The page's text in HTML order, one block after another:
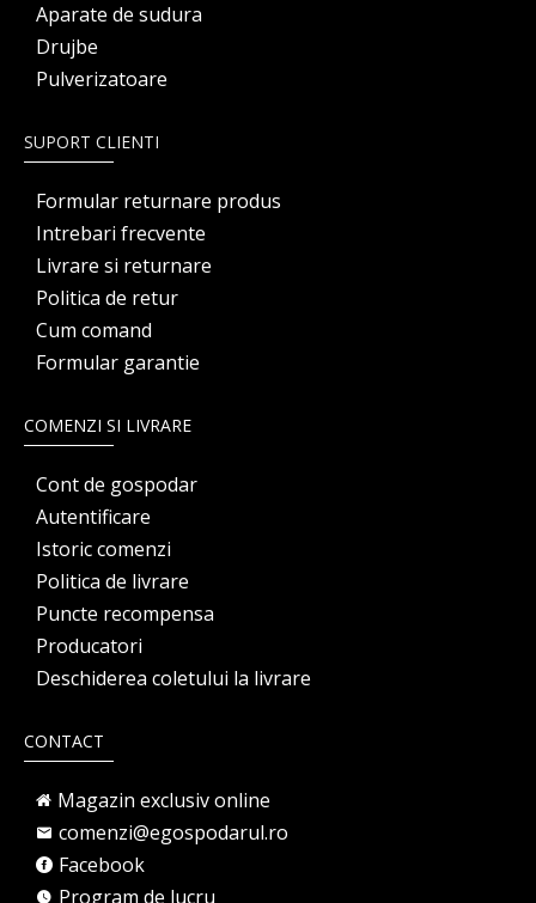
Aparate de sudura
Drujbe
Pulverizatoare
SUPORT CLIENTI
Formular returnare produs
Intrebari frecvente
Livrare si returnare
Politica de retur
Cum comand
Formular garantie
COMENZI SI LIVRARE
Cont de gospodar
Autentificare
Istoric comenzi
Politica de livrare
Puncte recompensa
Producatori
Deschiderea coletului la livrare
CONTACT
Magazin exclusiv online
comenzi@egospodarul.ro
Facebook
Program de lucru